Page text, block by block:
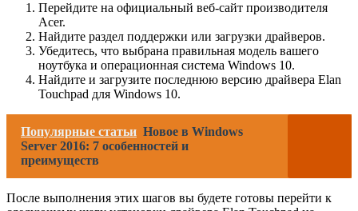
Перейдите на официальный веб-сайт производителя
Acer.
Найдите раздел поддержки или загрузки драйверов.
Убедитесь, что выбрана правильная модель вашего
ноутбука и операционная система Windows 10.
Найдите и загрузите последнюю версию драйвера Elan
Touchpad для Windows 10.
Популярные статьи Новое в Windows
Server 2016: 7 особенностей и
преимуществ
После выполнения этих шагов вы будете готовы перейти к